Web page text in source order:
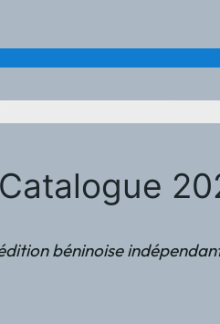
béninoise